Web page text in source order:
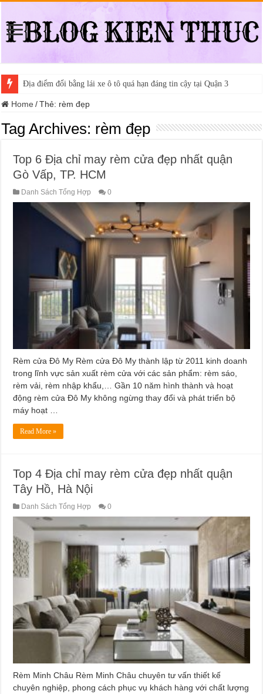
Địa điểm đổi bằng lái xe ô tô quá hạn đáng tin cậy tại Quận 3
Home / Thẻ: rèm đẹp
Tag Archives: rèm đẹp
Top 6 Địa chỉ may rèm cửa đẹp nhất quận
Gò Vấp, TP. HCM
Danh Sách Tổng Hợp 0
Rèm cửa Đô My Rèm cửa Đô My thành lập từ 2011 kinh doanh
trong lĩnh vực sản xuất rèm cửa với các sản phẩm: rèm sáo,
rèm vải, rèm nhập khẩu,… Gần 10 năm hình thành và hoạt
động rèm cửa Đô My không ngừng thay đổi và phát triển bộ
máy hoạt …
Read More »
Top 4 Địa chỉ may rèm cửa đẹp nhất quận
Tây Hồ, Hà Nội
Danh Sách Tổng Hợp 0
Rèm Minh Châu Rèm Minh Châu chuyên tư vấn thiết kế
chuyên nghiệp, phong cách phục vụ khách hàng với chất lượng